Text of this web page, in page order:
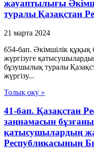
жауаптылығы
туралы Қазақстан
21 марта 2024
654-бап. Әкiмшiлiк құқық
жүргізуге
бұзушылық туралы
жүргізу...
Толық оқу »
41-бап. Қазақстан
заңнамасын
қатысушылардың
Республикасының